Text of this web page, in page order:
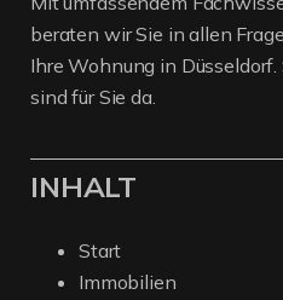
beraten wir Sie in allen
Ihre Wohnung in
sind für Sie da.
INHALT
Start
Immobilien